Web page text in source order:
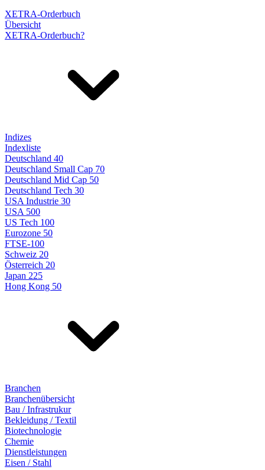
XETRA-Orderbuch
Übersicht
XETRA-Orderbuch?
Indizes
Indexliste
Deutschland 40
Deutschland Small Cap 70
Deutschland Mid Cap 50
Deutschland Tech 30
USA Industrie 30
USA 500
US Tech 100
Eurozone 50
FTSE-100
Schweiz 20
Österreich 20
Japan 225
Hong Kong 50
Branchen
Branchenübersicht
Bau / Infrastrukur
Bekleidung / Textil
Biotechnologie
Chemie
Dienstleistungen
Eisen / Stahl